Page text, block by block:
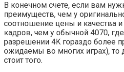
В конечном счете, если вам
преимуществ, чем у
соотношение цены и качества
кадров, чем у обычной 4070,
разрешении 4K гораздо более
ожидаемы во многих играх), то
стоит того.